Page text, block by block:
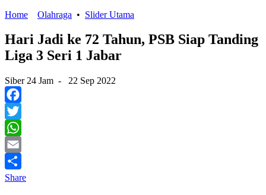
Home
Olahraga • Slider Utama
Hari Jadi ke 72 Tahun, PSB Siap Tanding
Liga 3 Seri 1 Jabar
Siber 24 Jam - 22 Sep 2022
Facebook
Twitter
WhatsApp
Email
Share